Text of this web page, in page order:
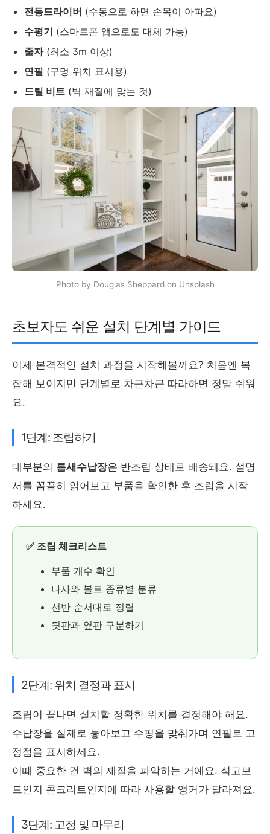
전동드라이버 (수동으로 하면 손목이 아파요)
수평기 (스마트폰 앱으로도 대체 가능)
줄자(최소 3m 이상)
연필 (구멍 위치 표시용)
드릴 비트 (벽 재질에 맞는 것)
Photo by Douglas Sheppard on Unsplash
초보자도 쉬운 설치 단계별 가이드
이제 본격적인 설치 과정을 시작해볼까요? 처음엔 복
잡해 보이지만 단계별로 차근차근 따라하면 정말 쉬워
요.
1단계: 조립하기
대부분의 틈새수납장은 반조립 상태로 배송돼요. 설명
서를 꼼꼼히 읽어보고 부품을 확인한 후 조립을 시작
하세요.
✅ 조립 체크리스트
부품 개수 확인
나사와 볼트 종류별 분류
선반 순서대로 정렬
뒷판과 옆판 구분하기
2단계: 위치 결정과 표시
조립이 끝나면 설치할 정확한 위치를 결정해야 해요.
수납장을 실제로 놓아보고 수평을 맞춰가며 연필로 고
정점을 표시하세요.
이때 중요한 건 벽의 재질을 파악하는 거예요. 석고보
드인지 콘크리트인지에 따라 사용할 앵커가 달라져요.
3단계: 고정 및 마무리